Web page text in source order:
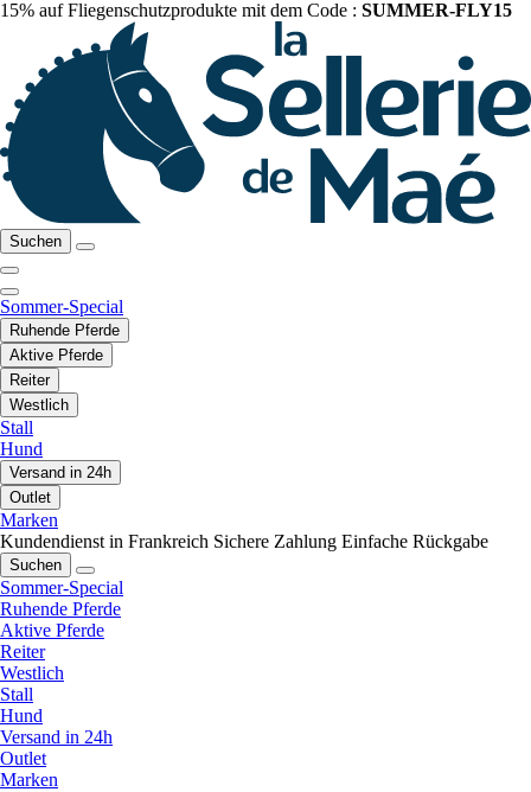
15% auf Fliegenschutzprodukte mit dem Code : SUMMER-FLY15
Suchen
Sommer-Special
Ruhende Pferde
Aktive Pferde
Reiter
Westlich
Stall
Hund
Versand in 24h
Outlet
Marken
Kundendienst in Frankreich Sichere Zahlung Einfache Rückgabe
Suchen
Sommer-Special
Ruhende Pferde
Aktive Pferde
Reiter
Westlich
Stall
Hund
Versand in 24h
Outlet
Marken